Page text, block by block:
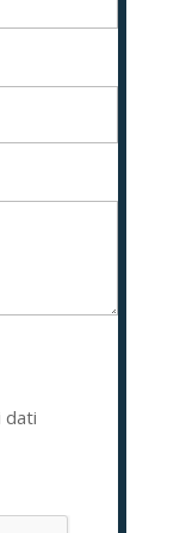
dati